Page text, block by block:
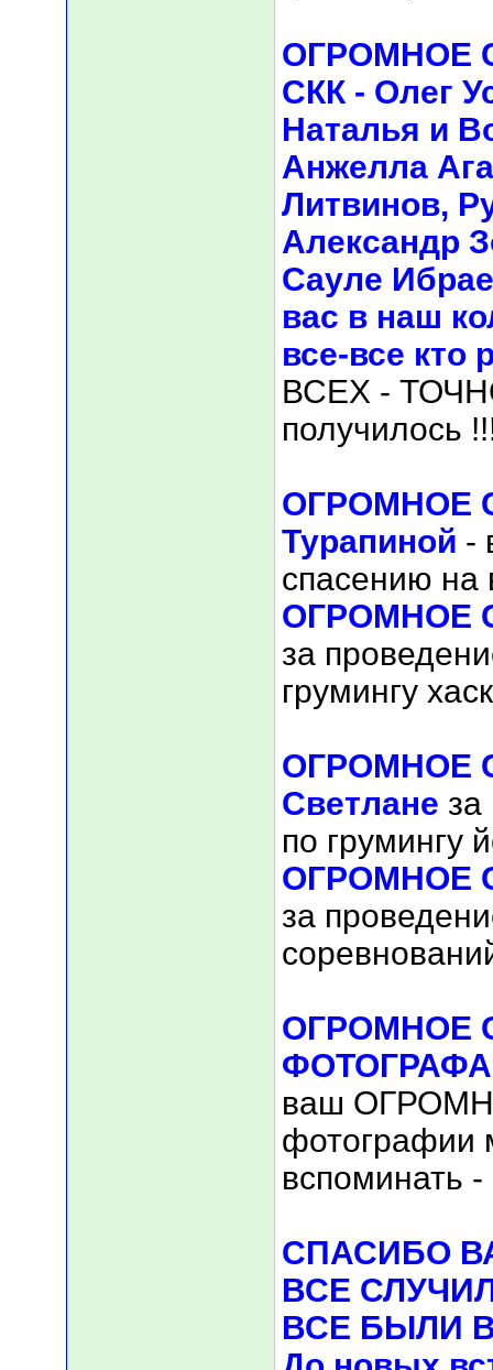
ОГРОМНОЕ
СКК - Олег
Наталья и
Анжелла
Литвинов,
Александр
Сауле
вас в наш
все-все кто
ВСЕХ -
получилось
ОГРОМНОЕ
Турапиной -
спасению на
ОГРОМНОЕ
за
грумингу
ОГРОМНОЕ
Светлане за
по грумингу
ОГРОМНОЕ
за
ОГРОМНОЕ
ваш
фотографии
СПАСИБО
ВСЕ
ВСЕ БЫЛИ